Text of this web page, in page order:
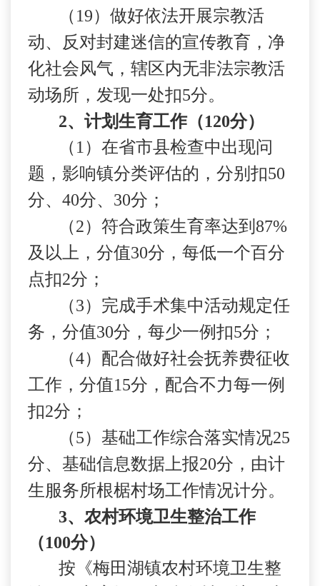
（ 19）做好依法开展宗教活
动、反对封建迷信的宣传教育，净
化社会风气，辖区内无非法宗教活
动场所，发现一处扣5分。
2、计划生育工作（120分）
（ 1 ）在省市县检查中出现问
题，影响镇分类评估的，分别扣50
分、 40分、 30分；
（2）符合政策生育率达到 87%
及以上，分值30分，每低一个百分
点扣2分；
（3）完成手术集中活动规定任
务，分值30分，每少一例扣5分；
（4）配合做好社会抚养费征收
工作，分值15分，配合不力每一例
扣2分；
（5）基础工作综合落实情况25
分、基础信息数据上报20分，由计
生服务所根椐村场工作情况计分。
3、农村环境卫生整治工作
（100分）
按《梅田湖镇农村环境卫生整